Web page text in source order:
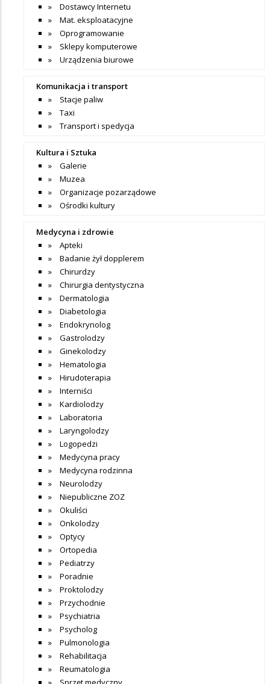
Dostawcy Internetu
Mat. eksploatacyjne
Oprogramowanie
Sklepy komputerowe
Urządzenia biurowe
Komunikacja i transport
Stacje paliw
Taxi
Transport i spedycja
Kultura i Sztuka
Galerie
Muzea
Organizacje pozarządowe
Ośrodki kultury
Medycyna i zdrowie
Apteki
Badanie żył dopplerem
Chirurdzy
Chirurgia dentystyczna
Dermatologia
Diabetologia
Endokrynolog
Gastrolodzy
Ginekolodzy
Hematologia
Hirudoterapia
Interniści
Kardiolodzy
Laboratoria
Laryngolodzy
Logopedzi
Medycyna pracy
Medycyna rodzinna
Neurolodzy
Niepubliczne ZOZ
Okuliści
Onkolodzy
Optycy
Ortopedia
Pediatrzy
Poradnie
Proktolodzy
Przychodnie
Psychiatria
Psycholog
Pulmonologia
Rehabilitacja
Reumatologia